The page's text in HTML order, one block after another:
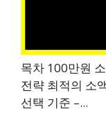
목차 100만원
전략 최적의 소
선택 기준 –...